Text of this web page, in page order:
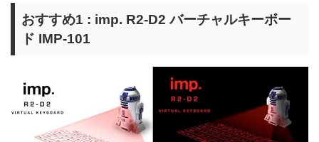
おすすめ1 : imp. R2-D2 バーチャルキーボー
ド IMP-101